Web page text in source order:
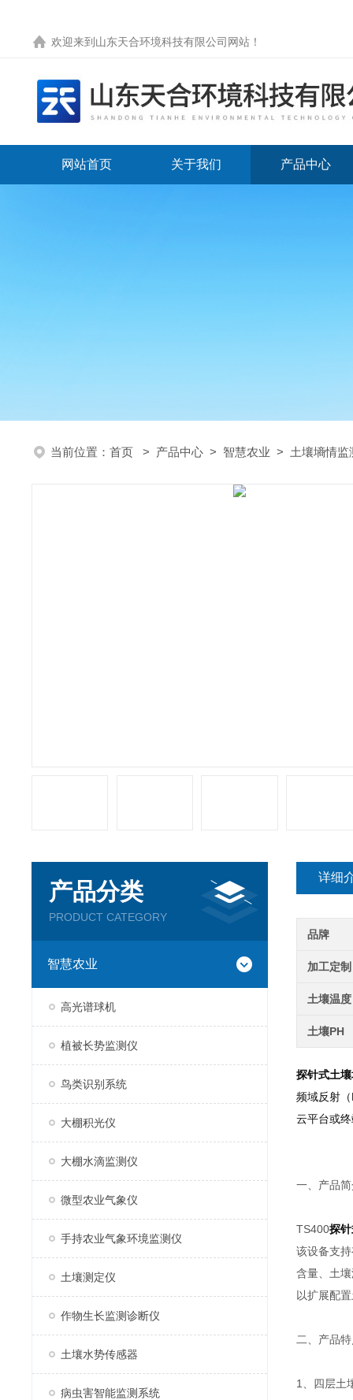
欢迎来到 山东天合环境科技有限公司网站 ！
网站首页 关于我们 产品中心
当前位置： 首页 > 产品中心 > 智慧农业 > 土壤墒情监
产品分类
PRODUCT CATEGORY
智慧农业
高光谱球机
植被长势监测仪
鸟类识别系统
大棚积光仪
大棚水滴监测仪
微型农业气象仪
手持农业气象环境监测仪
土壤测定仪
作物生长监测诊断仪
土壤水势传感器
病虫害智能监测系统
详细
品牌
加工定制
土壤温度
土壤PH
探针式土
频域反射
云平台或
一、产品
TS400探
该设备支
含量、土
以扩展配
二、产品
1、四层土